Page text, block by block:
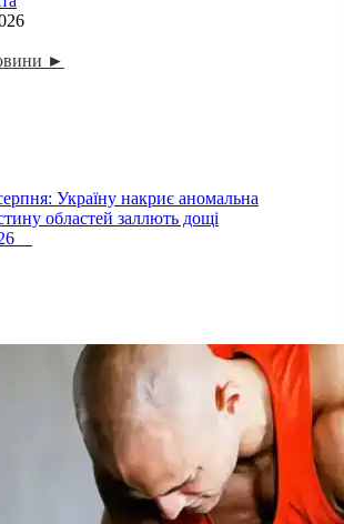
►
Україну накриє аномальна
областей заллють дощі